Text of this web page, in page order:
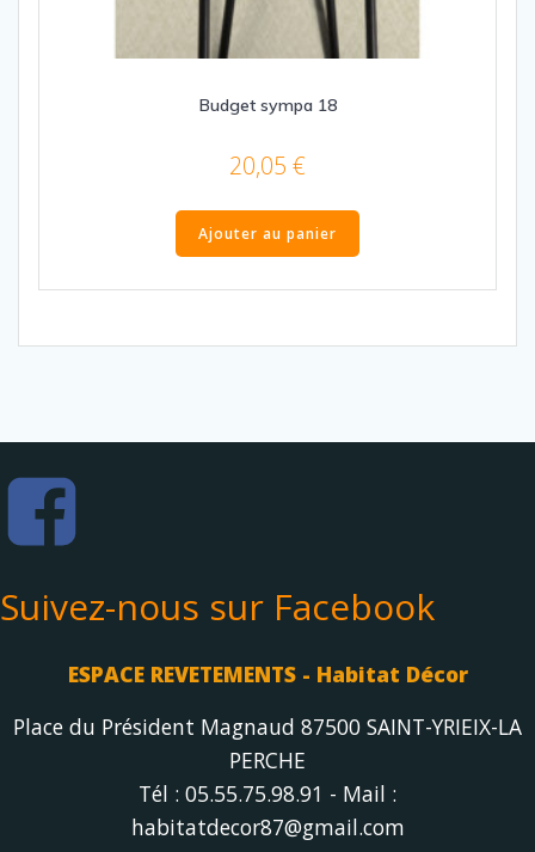
Budget sympa 18
20,05 €
Ajouter au panier
Suivez-nous sur Facebook
ESPACE REVETEMENTS - Habitat Décor
Place du Président Magnaud 87500 SAINT-YRIEIX-LA
PERCHE
Tél : 05.55.75.98.91 - Mail :
habitatdecor87@gmail.com